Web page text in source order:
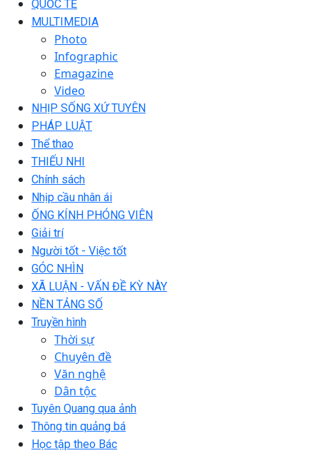
QUỐC TẾ
MULTIMEDIA
Photo
Infographic
Emagazine
Video
NHỊP SỐNG XỨ TUYÊN
PHÁP LUẬT
Thể thao
THIẾU NHI
Chính sách
Nhịp cầu nhân ái
ỐNG KÍNH PHÓNG VIÊN
Giải trí
Người tốt - Việc tốt
GÓC NHÌN
XÃ LUẬN - VẤN ĐỀ KỲ NÀY
NỀN TẢNG SỐ
Truyền hình
Thời sự
Chuyên đề
Văn nghệ
Dân tộc
Tuyên Quang qua ảnh
Thông tin quảng bá
Học tập theo Bác